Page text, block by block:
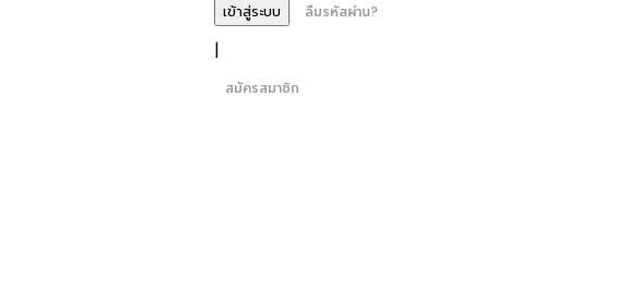
เข้าสู่ระบบ ลืมรหัสผ่าน?
|
สมัครสมาชิก